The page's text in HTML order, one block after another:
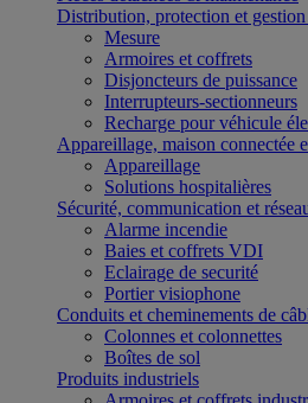
Distribution, protection et
Mesure
Armoires et coffrets
Disjoncteurs de puissance
Interrupteurs-sectionneurs
Recharge pour véhicule
Appareillage, maison connectée
Appareillage
Solutions hospitalières
Sécurité, communication et
Alarme incendie
Baies et coffrets VDI
Eclairage de securité
Portier visiophone
Conduits et cheminements de
Colonnes et colonnettes
Boîtes de sol
Produits industriels